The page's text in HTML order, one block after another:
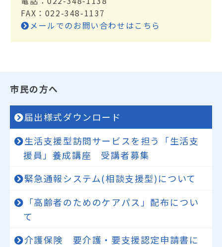
FAX：022-348-1137
メールでのお問い合わせはこちら
市民の方へ
届出様式ダウンロード
生活支援型訪問サービスを担う「生活支
援員」養成講座 受講者募集
緊急通報システム(相談支援型)について
「高齢者のためのケアパス」配布につい
て
介護保険 要介護・要支援認定申請書に